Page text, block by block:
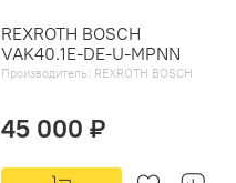
REXROTH BOSCH
VAK40.1E-DE-U-MPNN
Производитель: REXROTH BOSCH
45 000 ₽